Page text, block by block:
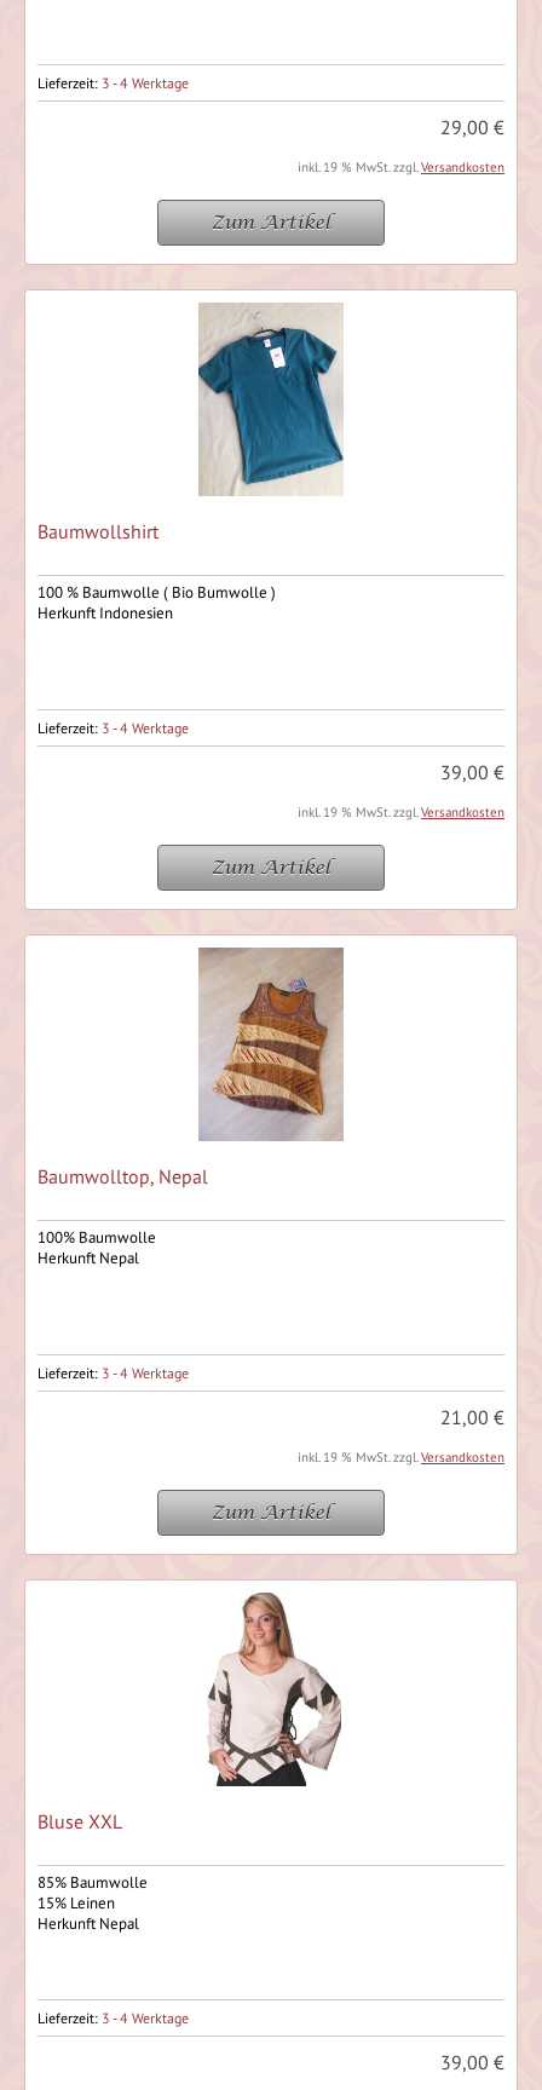
Lieferzeit: 3 - 4 Werktage
29,00 €
inkl. 19 % MwSt. zzgl.Versandkosten
Zum Artikel
Baumwollshirt
100 % Baumwolle ( Bio Bumwolle )
Herkunft Indonesien
Lieferzeit: 3 - 4 Werktage
39,00 €
inkl. 19 % MwSt. zzgl.Versandkosten
Zum Artikel
Baumwolltop, Nepal
100% Baumwolle
Herkunft Nepal
Lieferzeit: 3 - 4 Werktage
21,00 €
inkl. 19 % MwSt. zzgl.Versandkosten
Zum Artikel
Bluse XXL
85% Baumwolle
15% Leinen
Herkunft Nepal
Lieferzeit: 3 - 4 Werktage
39,00 €